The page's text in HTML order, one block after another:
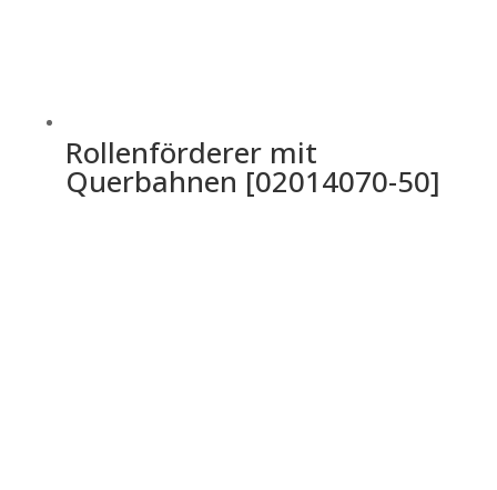
Rollenförderer mit
Querbahnen [02014070-50]